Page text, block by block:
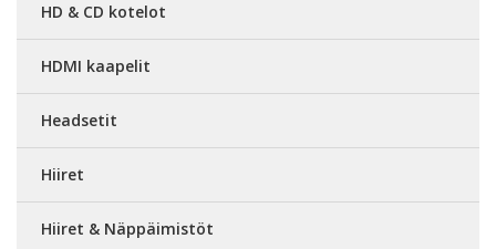
HD & CD kotelot
HDMI kaapelit
Headsetit
Hiiret
Hiiret & Näppäimistöt